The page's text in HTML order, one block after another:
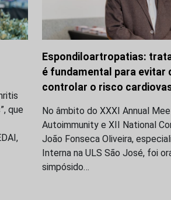
que
Espondiloartropatias:
é fundamental para evitar
controlar o risco
No âmbito do XXXI Annual
Autoimmunity e XII National
João Fonseca Oliveira,
Interna na ULS São José, foi
simpósido…